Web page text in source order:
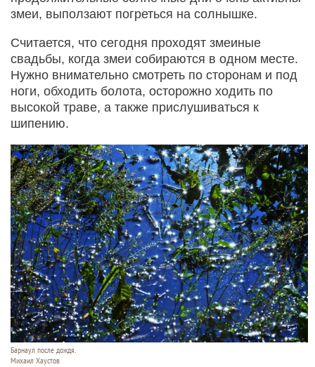
змеи, выползают погреться на солнышке.
Считается, что сегодня проходят змеиные
свадьбы, когда змеи собираются в одном месте.
Нужно внимательно смотреть по сторонам и под
ноги, обходить болота, осторожно ходить по
высокой траве, а также прислушиваться к
шипению.
Барнаул после дождя.
Михаил Хаустов